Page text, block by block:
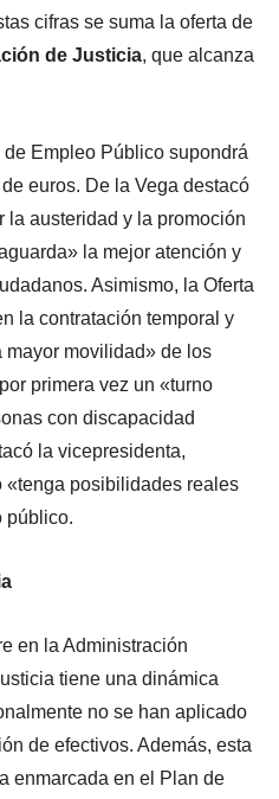
cifras se suma la oferta de
de Justicia, que alcanza
Empleo Público supondrá
euros. De la Vega destacó
la austeridad y la promoción
la mejor atención y
Asimismo, la Oferta
la contratación temporal y
mayor movilidad» de los
primera vez un «turno
con discapacidad
la vicepresidenta,
«tenga posibilidades reales
público.
en la Administración
tiene una dinámica
no se han aplicado
de efectivos. Además, esta
enmarcada en el Plan de